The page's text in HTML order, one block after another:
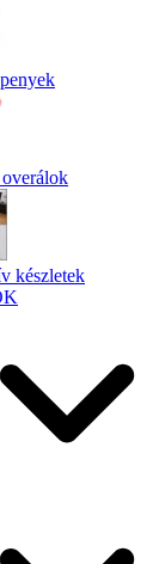
overálok
készletek